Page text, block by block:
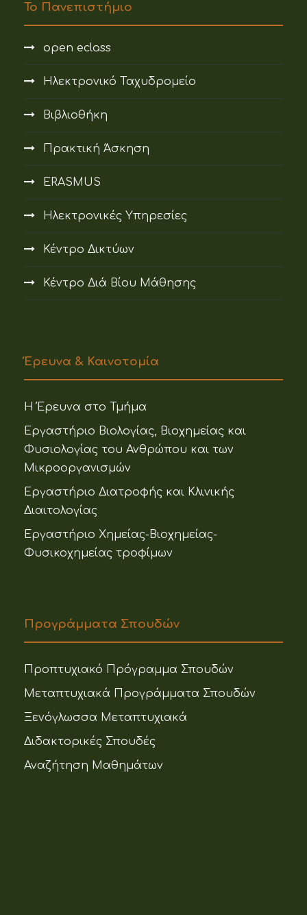
Το Πανεπιστήμιο
open eclass
Ηλεκτρονικό Ταχυδρομείο
Βιβλιοθήκη
Πρακτική Άσκηση
ERASMUS
Ηλεκτρονικές Υπηρεσίες
Κέντρο Δικτύων
Κέντρο Διά Βίου Μάθησης
Έρευνα & Καινοτομία
Η Έρευνα στο Τμήμα
Εργαστήριο Βιολογίας, Βιοχημείας και
Φυσιολογίας του Ανθρώπου και των
Μικροοργανισμών
Εργαστήριο Διατροφής και Κλινικής
Διαιτολογίας
Εργαστήριο Χημείας-Βιοχημείας-
Φυσικοχημείας τροφίμων
Προγράμματα Σπουδών
Προπτυχιακό Πρόγραμμα Σπουδών
Μεταπτυχιακά Προγράμματα Σπουδών
Ξενόγλωσσα Μεταπτυχιακά
Διδακτορικές Σπουδές
Αναζήτηση Μαθημάτων